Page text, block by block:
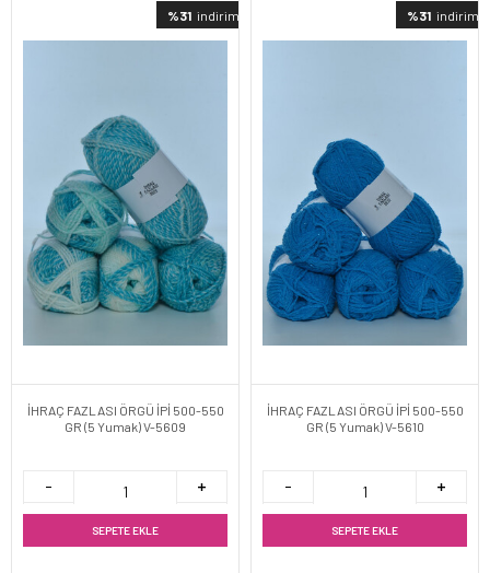
%31 indirimli
İHRAÇ FAZLASI ÖRGÜ İPİ 500-550
GR (5 Yumak) V-5609
SEPETE EKLE
%31 indirimli
İHRAÇ FAZLASI ÖRGÜ İPİ 500-550
GR (5 Yumak) V-5610
SEPETE EKLE